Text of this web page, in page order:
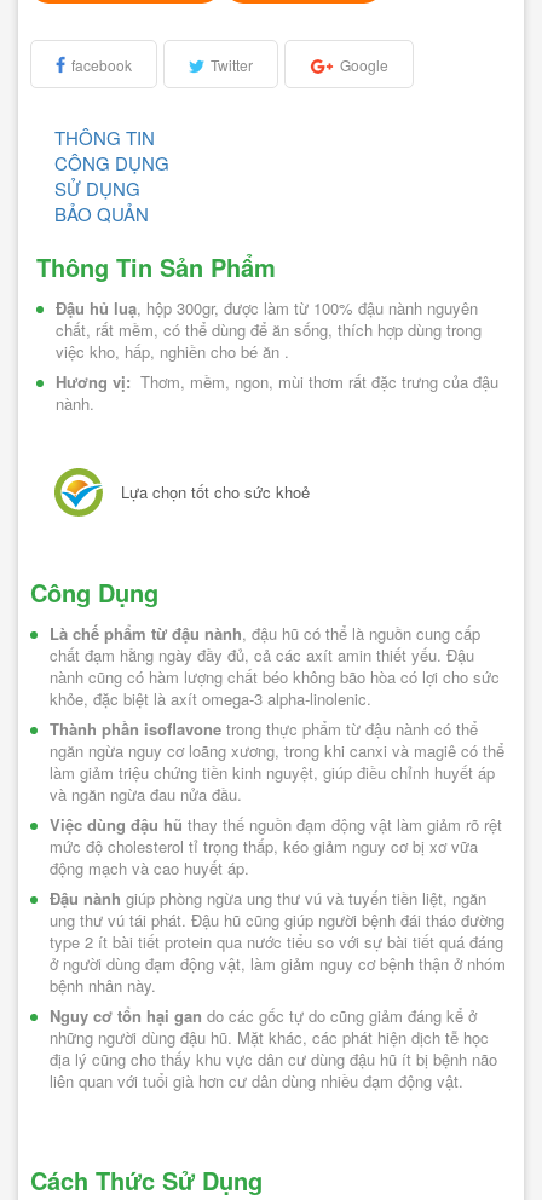
facebook Twitter Google
THÔNG TIN
CÔNG DỤNG
SỬ DỤNG
BẢO QUẢN
Thông Tin Sản Phẩm
Đậu hủ luạ, hộp 300gr, được làm từ 100% đậu nành nguyên
chất, rất mềm, có thể dùng để ăn sống, thích hợp dùng trong
việc kho, hấp, nghiền cho bé ăn .
Hương vị: Thơm, mềm, ngon, mùi thơm rất đặc trưng của đậu
nành.
Lựa chọn tốt cho sức khoẻ
Công Dụng
Là chế phẩm từ đậu nành, đậu hũ có thể là nguồn cung cấp
chất đạm hằng ngày đầy đủ, cả các axít amin thiết yếu. Đậu
nành cũng có hàm lượng chất béo không bão hòa có lợi cho sức
khỏe, đặc biệt là axít omega-3 alpha-linolenic.
Thành phần isoflavone trong thực phẩm từ đậu nành có thể
ngăn ngừa nguy cơ loãng xương, trong khi canxi và magiê có thể
làm giảm triệu chứng tiền kinh nguyệt, giúp điều chỉnh huyết áp
và ngăn ngừa đau nửa đầu.
Việc dùng đậu hũ thay thế nguồn đạm động vật làm giảm rõ rệt
mức độ cholesterol tỉ trọng thấp, kéo giảm nguy cơ bị xơ vữa
động mạch và cao huyết áp.
Đậu nành giúp phòng ngừa ung thư vú và tuyến tiền liệt, ngăn
ung thư vú tái phát. Đậu hũ cũng giúp người bệnh đái tháo đường
type 2 ít bài tiết protein qua nước tiểu so với sự bài tiết quá đáng
ở người dùng đạm động vật, làm giảm nguy cơ bệnh thận ở nhóm
bệnh nhân này.
Nguy cơ tổn hại gan do các gốc tự do cũng giảm đáng kể ở
những người dùng đậu hũ. Mặt khác, các phát hiện dịch tễ học
địa lý cũng cho thấy khu vực dân cư dùng đậu hũ ít bị bệnh não
liên quan với tuổi già hơn cư dân dùng nhiều đạm động vật.
Cách Thức Sử Dụng